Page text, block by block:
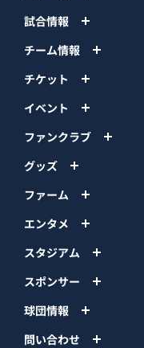
試合情報
チーム情報
チケット
イベント
ファンクラブ
グッズ
ファーム
エンタメ
スタジアム
スポンサー
球団情報
問い合わせ